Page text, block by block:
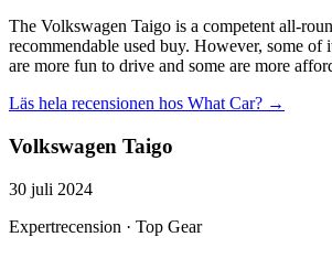
The Volkswagen Taigo is a competent all-
recommendable used buy. However, some
are more fun to drive and some are more
Läs hela recensionen hos What Car? →
Volkswagen Taigo
30 juli 2024
Expertrecension · Top Gear